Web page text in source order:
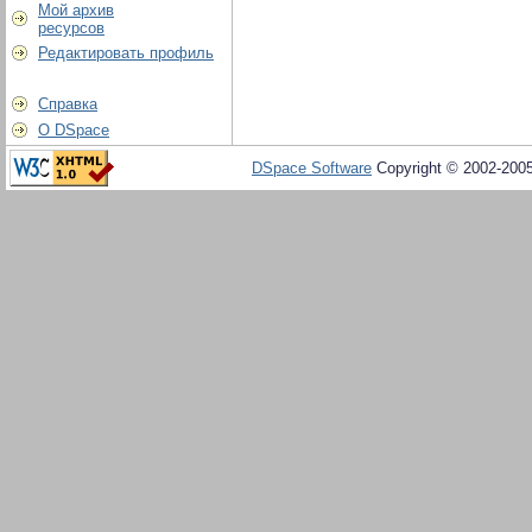
Мой архив
ресурсов
Редактировать профиль
Справка
О DSpace
DSpace Software Copyright © 2002-